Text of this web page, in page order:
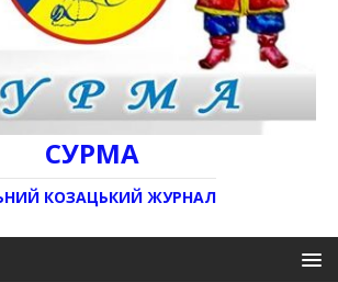
СУРМА
КОЗАЦЬКИЙ ЖУРНАЛ